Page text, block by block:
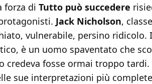
forza di Tutto può succedere
Jack Nicholson,
vulnerabile, persino ridicolo.
è un uomo spaventato che
credeva fosse ormai troppo tardi.
sue interpretazioni più